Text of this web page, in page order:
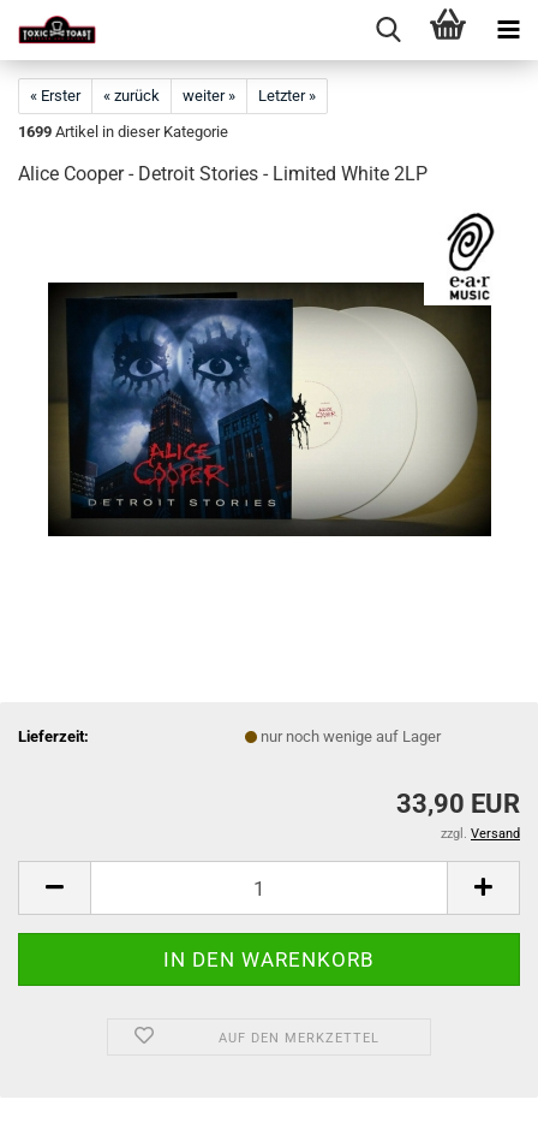
« Erster « zurück weiter »
Letzter »
1699 Artikel in dieser Kategorie
Alice Cooper - Detroit Stories - Limited White 2LP
Lieferzeit: nur noch wenige auf Lager
33,90 EUR
zzgl. Versand
AUF DEN MERKZETTEL